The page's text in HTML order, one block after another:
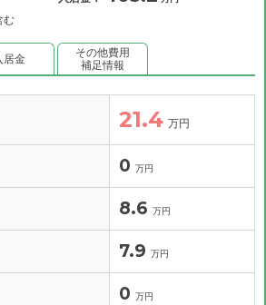
む
居金
その他費用
補足情報
21.4 万円
0 万円
8.6 万円
7.9 万円
0 万円